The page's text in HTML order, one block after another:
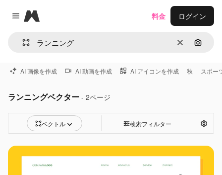
Close menu
Magnific
消去 画像で
料金 ログイン
AI 画像を作成 AI 動画を作成 AI アイコンを作成 秋 スポー
ランニングベクター - 2ページ
ベクトル 検索フィルター